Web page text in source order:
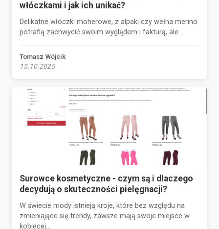
włóczkami i jak ich unikać?
Delikatne włóczki moherowe, z alpaki czy wełna merino
potrafią zachwycić swoim wyglądem i fakturą, ale...
Tomasz Wójcik
15.10.2025
Surowce kosmetyczne - czym są i dlaczego
decydują o skuteczności pielęgnacji?
W świecie mody istnieją kroje, które bez względu na
zmieniające się trendy, zawsze mają swoje miejsce w
kobiecej...